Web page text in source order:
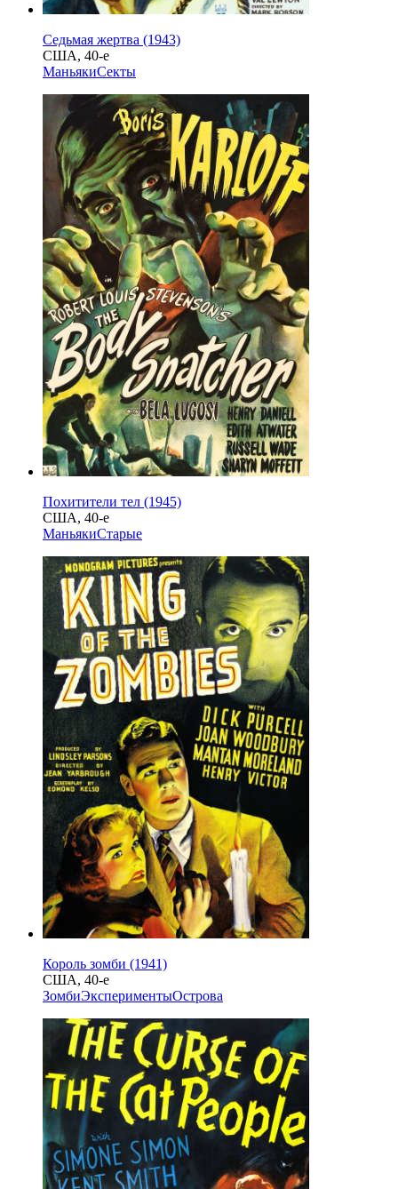
Седьмая жертва (1943)
США, 40-е
МаньякиСекты
Похитители тел (1945)
США, 40-е
МаньякиСтарые
Король зомби (1941)
США, 40-е
ЗомбиЭкспериментыОстрова